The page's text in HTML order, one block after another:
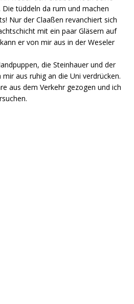
tüddeln da rum und machen
Nur der Claaßen revanchiert sich
mit ein paar Gläsern auf
er von mir aus in der Weseler
die Steinhauer und der
aus ruhig an die Uni verdrücken.
aus dem Verkehr gezogen und ich